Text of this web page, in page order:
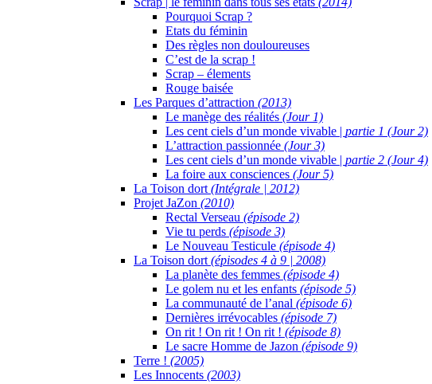
Pourquoi Scrap ?
Etats du féminin
Des règles non douloureuses
C’est de la scrap !
Scrap – élements
Rouge baisée
Les Parques d’attraction (2013)
Le manège des réalités (Jour 1)
Les cent ciels d’un monde vivable | partie 1 (Jour 2)
L’attraction passionnée (Jour 3)
Les cent ciels d’un monde vivable | partie 2 (Jour 4)
La foire aux consciences (Jour 5)
La Toison dort (Intégrale | 2012)
Projet JaZon (2010)
Rectal Verseau (épisode 2)
Vie tu perds (épisode 3)
Le Nouveau Testicule (épisode 4)
La Toison dort (épisodes 4 à 9 | 2008)
La planète des femmes (épisode 4)
Le golem nu et les enfants (épisode 5)
La communauté de l’anal (épisode 6)
Dernières irrévocables (épisode 7)
On rit ! On rit ! On rit ! (épisode 8)
Le sacre Homme de Jazon (épisode 9)
Terre ! (2005)
Les Innocents (2003)